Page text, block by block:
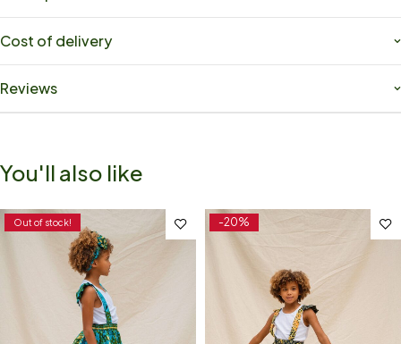
Cost of delivery
Reviews
You'll also like
Out of stock! -20%